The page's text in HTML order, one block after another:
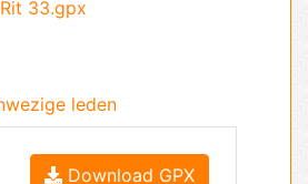
33.gpx
leden
Download GPX